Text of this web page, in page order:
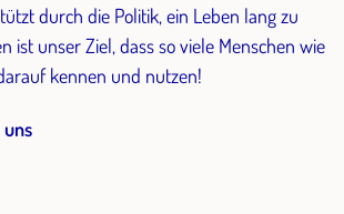
durch die Politik, ein Leben lang zu
ist unser Ziel, dass so viele Menschen wie
kennen und nutzen!